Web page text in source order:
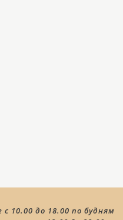
10.00 до 18.00 по будням